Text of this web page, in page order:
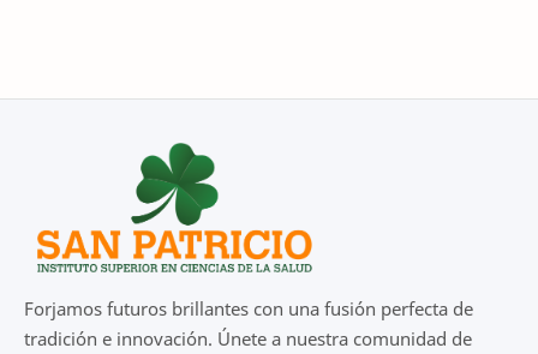
Forjamos futuros brillantes con una fusión perfecta de
tradición e innovación. Únete a nuestra comunidad de